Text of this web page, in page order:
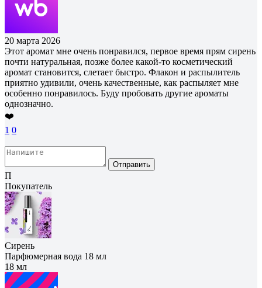
20 марта 2026
Этот аромат мне очень понравился, первое время прям сирень
почти натуральная, позже более какой-то косметический
аромат становится, слетает быстро. Флакон и распылитель
приятно удивили, очень качественные, как распыляет мне
особенно понравилось. Буду пробовать другие ароматы
однозначно.
❤️
1 0
Отправить
П
Покупатель
Сирень
Парфюмерная вода 18 мл
18 мл